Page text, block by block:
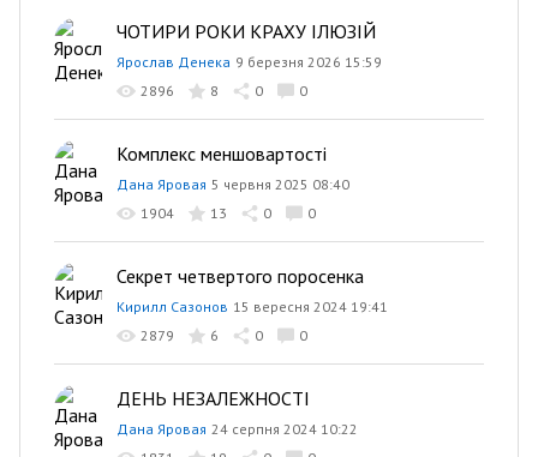
ЧОТИРИ РОКИ КРАХУ ІЛЮЗІЙ
Ярослав Денека 9 березня 2026 15:59
2896
8 0 0
Комплекс меншовартості
Дана Яровая 5 червня 2025 08:40
1904
13 0 0
Секрет четвертого поросенка
Кирилл Сазонов 15 вересня 2024 19:41
2879
6 0 0
ДЕНЬ НЕЗАЛЕЖНОСТІ
Дана Яровая 24 серпня 2024 10:22